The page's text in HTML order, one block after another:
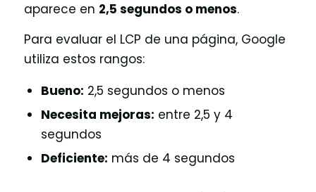
aparece en 2,5 segundos o menos.
Para evaluar el LCP de una página, Google
utiliza estos rangos:
Bueno: 2,5 segundos o menos
Necesita mejoras: entre 2,5 y 4
segundos
Deficiente: más de 4 segundos